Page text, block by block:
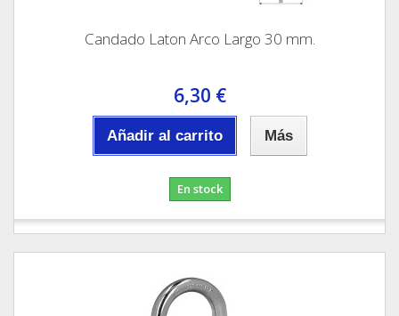
Candado Laton Arco Largo 30 mm.
6,30 €
Añadir al carrito Más
En stock